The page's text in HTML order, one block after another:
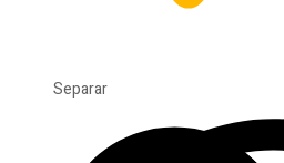
Separar